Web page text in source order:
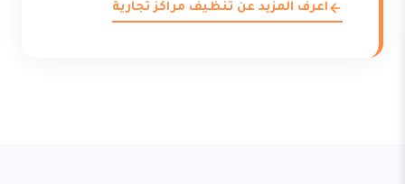
اعرف المزيد عن تنظيف مراكز تجارية